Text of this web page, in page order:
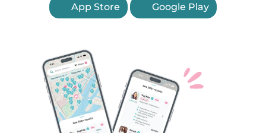
App Store Google Play